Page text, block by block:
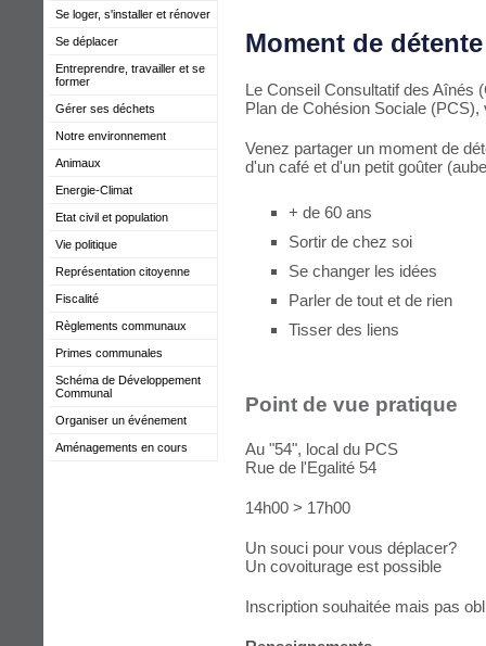
Se loger, s'installer et rénover
Se déplacer
Entreprendre, travailler et se
former
Gérer ses déchets
Notre environnement
Animaux
Energie-Climat
Etat civil et population
Vie politique
Représentation citoyenne
Fiscalité
Règlements communaux
Primes communales
Schéma de Développement
Communal
Organiser un événement
Aménagements en cours
Moment de
Le Conseil Consultatif des Aînés
Plan de Cohésion Sociale
Venez partager un moment de
d'un café et d'un petit goûter
+ de 60 ans
Sortir de chez soi
Se changer les idées
Parler de tout et de rien
Tisser des liens
Point de vue pratique
Au "54", local du PCS
Rue de l'Egalité 54
14h00 > 17h00
Un souci pour vous déplacer?
Un covoiturage est possible
Inscription souhaitée mais pas